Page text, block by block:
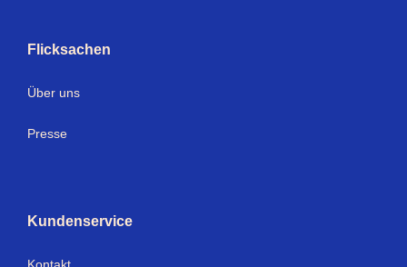
Flicksachen
Über uns
Presse
Kundenservice
Kontakt